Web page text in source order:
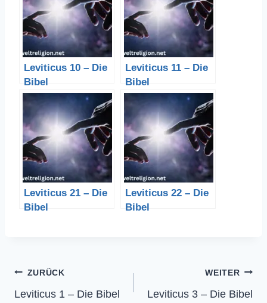
Leviticus 10 – Die
Bibel
Leviticus 11 – Die
Bibel
Leviticus 21 – Die
Bibel
Leviticus 22 – Die
Bibel
Beitragsnavigation
ZURÜCK
Leviticus 1 – Die Bibel
WEITER
Leviticus 3 – Die Bibel